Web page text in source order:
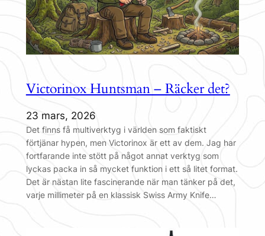
Victorinox Huntsman – Räcker det?
23 mars, 2026
Det finns få multiverktyg i världen som faktiskt
förtjänar hypen, men Victorinox är ett av dem. Jag har
fortfarande inte stött på något annat verktyg som
lyckas packa in så mycket funktion i ett så litet format.
Det är nästan lite fascinerande när man tänker på det,
varje millimeter på en klassisk Swiss Army Knife…